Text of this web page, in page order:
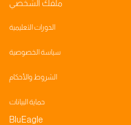
ملفك الشخصي
الدورات التعليمية
سياسة الخصوصية
الشروط والأحكام
حماية البيانات
BluEagle